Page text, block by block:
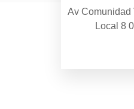
Av Comunidad
Local 8